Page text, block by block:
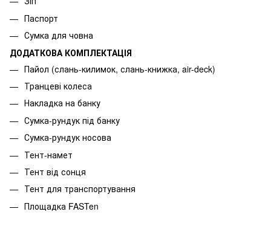
Паспорт
Сумка для човна
ДОДАТКОВА КОМПЛЕКТАЦІЯ
Пайол (слань-килимок, слань-книжка, air-deck)
Транцеві колеса
Накладка на банку
Сумка-рундук під банку
Сумка-рундук носова
Тент-намет
Тент від сонця
Тент для транспортування
Площадка FASTen